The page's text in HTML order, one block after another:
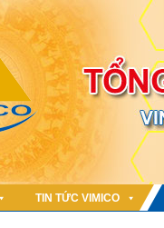
TIN TỨC VIMICO